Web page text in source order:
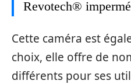
Revotech®
Cette caméra est
choix, elle offre de
différents pour ses